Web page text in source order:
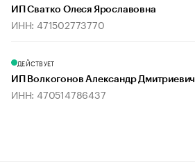
ИП Сватко Олеся Ярославовна
ИНН: 471502773770
ДЕЙСТВУЕТ
ИП Волкогонов Александр Дмитриевич
ИНН: 470514786437